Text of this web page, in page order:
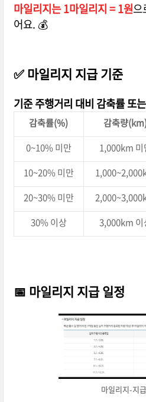
마일리지는 1마일리지 = 1원으
어요. 💰
✅ 마일리지 지급 기준
기준 주행거리 대비 감축률 또
감축률(%) 감축량
0~10% 미만
1,000km 미
10~20% 미만
20~30% 미만
30% 이상
3,000km 이
📅 마일리지 지급 일정
마일리지-지